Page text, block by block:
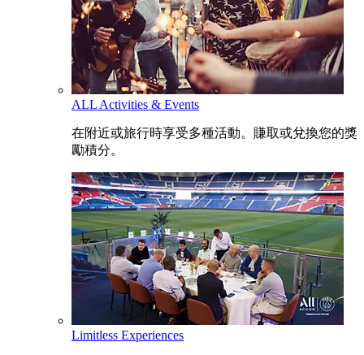
ALL Activities & Events
在附近或旅行時享受多種活動。賺取或兌換您的獎
勵積分。
Limitless Experiences